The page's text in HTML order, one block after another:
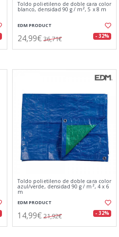
Toldo polietileno de doble cara color
blanco, densidad 90 g / m², 5 x 8 m
EDM PRODUCT
24,99€ 36,71€ - 32%
Toldo polietileno de doble cara color
azul/verde, densidad 90 g / m², 4 x 6
m
EDM PRODUCT
14,99€ 21,92€ - 32%